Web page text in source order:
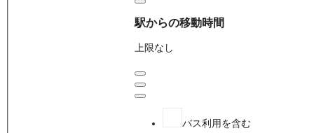
駅からの移動時間
上限なし
バス利用を含む